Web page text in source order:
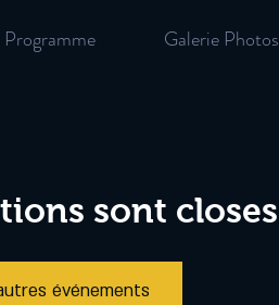
Programme Galerie Photos
sont closes
événements